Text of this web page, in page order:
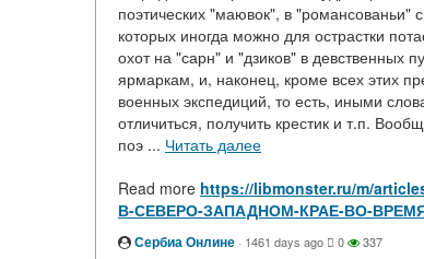
поэтических "маювок", в
которых иногда можно для острастки
охот на "сарн" и "дзиков" в девственных
ярмаркам, и, наконец, кроме всех этих
военных экспедиций, то есть, иными
отличиться, получить крестик и т.п.
поэ ... Читать далее
Read more https://libmonster.ru/m/
В-СЕВЕРО-ЗАПАДНОМ-КРАЕ-ВО-
Сербиа Онлине · 1461 days ago 0 337